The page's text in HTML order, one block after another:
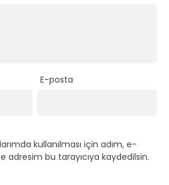
E-posta
kullanılması için adım, e-
adresim bu tarayıcıya kaydedilsin.